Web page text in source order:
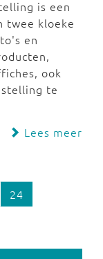
is een
twee kloeke
en
ook
te
Lees meer
24